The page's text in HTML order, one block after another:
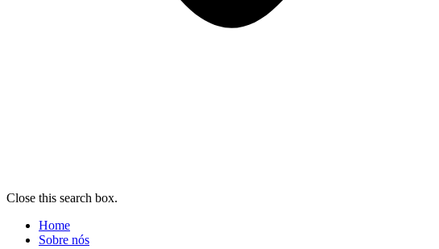
Close this search box.
Home
Sobre nós